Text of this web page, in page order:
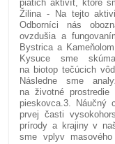
piatich aktivít, ktoré
Žilina - Na tejto
Odborníci nás
ovzdušia a
Bystrica a
Kysuce sme
na biotop tečúcich
Následne sme
na životné
pieskovca.3. Náučný
prvej časti
prírody a krajiny v
sme vplyv